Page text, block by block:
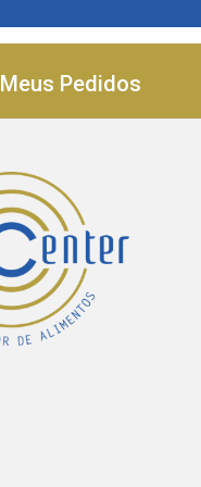
Meus Pedidos